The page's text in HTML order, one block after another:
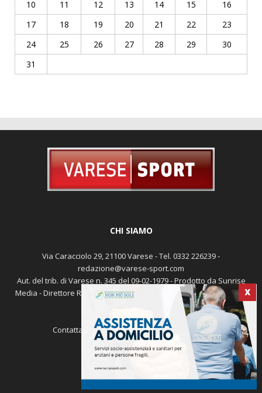
17
18 19 20 21 22
23
24
25 26 27 28 29
30
31
X
redazione@varese-sport.com
Aut. del trib. di Varese n. 345 del 09-02-1979 - Prodotto da Sunrise
Media - Direttore Responsabile: Michele Marocco -Cookie policy
Pubblicità
redazione@varese-sport.com